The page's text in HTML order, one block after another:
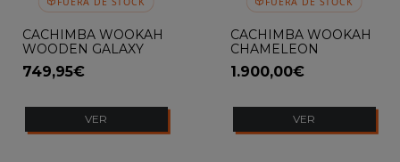
CACHIMBA WOOKAH
WOODEN GALAXY
749,95€
VER
CACHIMBA WOOKAH
CHAMELEON
1.900,00€
VER